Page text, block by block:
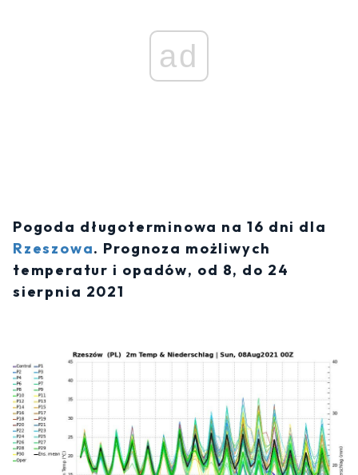
ad
Pogoda długoterminowa na 16 dni dla
Rzeszowa. Prognoza możliwych
temperatur i opadów, od 8, do 24
sierpnia 2021